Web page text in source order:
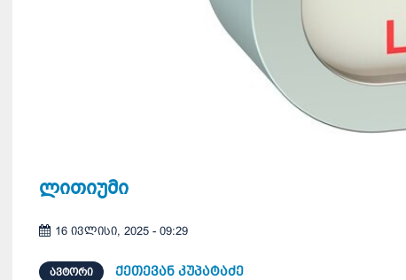
ლითიუმი
16 ივლისი, 2025 - 09:29
ᲐᲕᲢᲝᲠᲘ ქეთევან კუპატაძე